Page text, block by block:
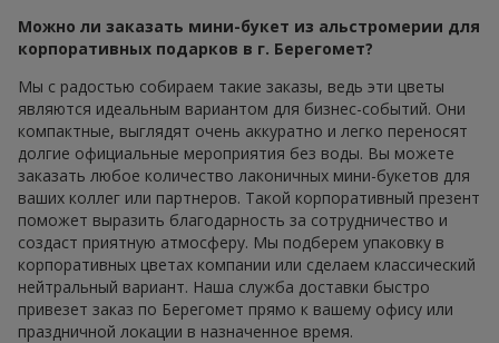
Можно ли заказать мини-букет из альстромерии для
корпоративных подарков в г. Берегомет?
Мы с радостью собираем такие заказы, ведь эти цветы
являются идеальным вариантом для бизнес-событий. Они
компактные, выглядят очень аккуратно и легко переносят
долгие официальные мероприятия без воды. Вы можете
заказать любое количество лаконичных мини-букетов для
ваших коллег или партнеров. Такой корпоративный презент
поможет выразить благодарность за сотрудничество и
создаст приятную атмосферу. Мы подберем упаковку в
корпоративных цветах компании или сделаем классический
нейтральный вариант. Наша служба доставки быстро
привезет заказ по Берегомет прямо к вашему офису или
праздничной локации в назначенное время.